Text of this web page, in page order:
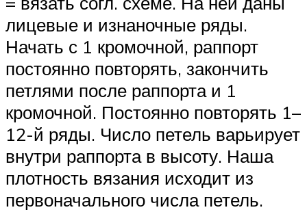
лицевые и изнаночные ряды.
Начать с 1 кромочной, раппорт
постоянно повторять, закончить
петлями после раппорта и 1
кромочной. Постоянно повторять 1–
12-й ряды. Число петель варьирует
внутри раппорта в высоту. Наша
плотность вязания исходит из
первоначального числа петель.